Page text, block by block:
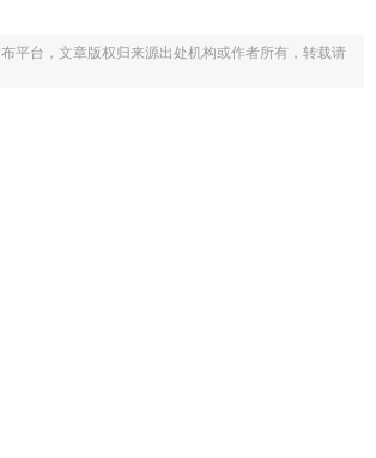
平台，文章版权归来源出处机构或作者所有，转载请